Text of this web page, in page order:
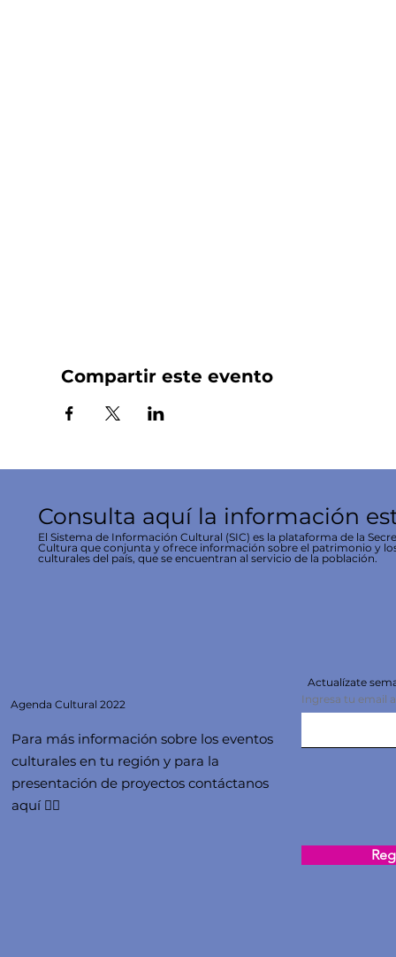
Compartir este evento
Consulta aquí la información
El Sistema de Información Cultural (SIC) es la plataforma de la
Cultura que conjunta y ofrece información sobre el patrimonio y
culturales del país, que se encuentran al servicio de la población.
Agenda Cultural 2022
Para más información sobre los eventos
culturales en tu región y para la
presentación de proyectos contáctanos
aquí 👇🏻
Actualízate
Ingresa tu email